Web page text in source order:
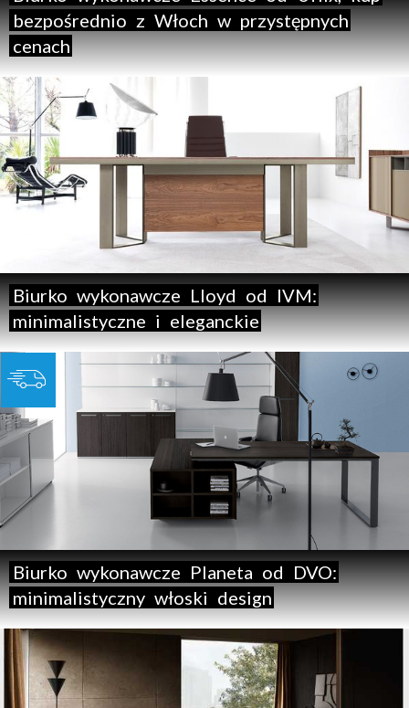
bezpośrednio z Włoch w przystępnych
cenach
Biurko wykonawcze Lloyd od IVM:
minimalistyczne i eleganckie
Biurko wykonawcze Planeta od DVO:
minimalistyczny włoski design